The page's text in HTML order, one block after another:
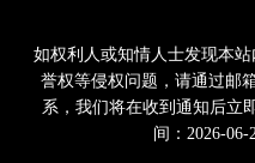
如权利人或知情人士发现本
誉权等侵权问题，请通过邮
系，我们将在收到通知后立
间：2026-06-